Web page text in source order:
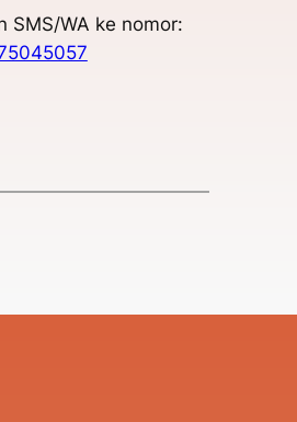
SMS/WA ke nomor: